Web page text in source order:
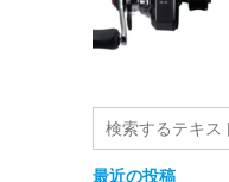
最近の投稿